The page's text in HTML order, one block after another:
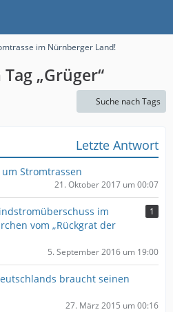
im Nürnberger Land!
„Grüger“
Suche nach Tags
Letzte Antwort
Stromtrassen
21. Oktober 2017 um 00:07
im
vom „Rückgrat der
1
5. September 2016 um 19:00
braucht seinen
27. März 2015 um 00:16